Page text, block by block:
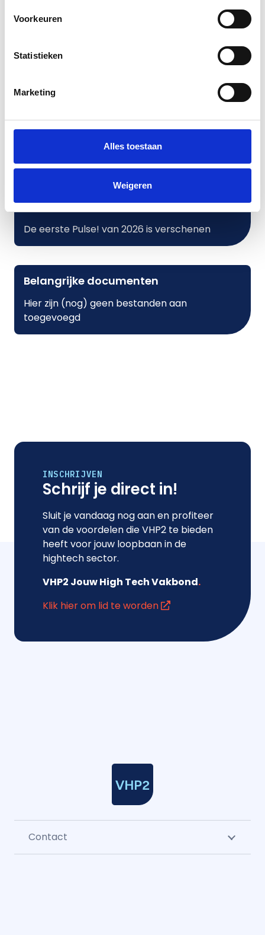
Voorkeuren
Statistieken
Marketing
Alles toestaan
Weigeren
Pulse!
Verkort jaarverslag 2025
VCP stakingen sociale zekerheid
ASML: Onderhandelingsresultaat sociaal plan
De eerste Pulse! van 2026 is verschenen
Belangrijke documenten
Hier zijn (nog) geen bestanden aan
toegevoegd
INSCHRIJVEN
Schrijf je direct in!
Sluit je vandaag nog aan en profiteer
van de voordelen die VHP2 te bieden
heeft voor jouw loopbaan in de
hightech sector.
VHP2 Jouw High Tech Vakbond.
Klik hier om lid te worden
Contact